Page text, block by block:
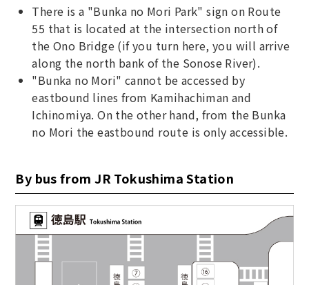
There is a "Bunka no Mori Park" sign on Route
55 that is located at the intersection north of
the Ono Bridge (if you turn here, you will arrive
along the north bank of the Sonose River).
"Bunka no Mori" cannot be accessed by
eastbound lines from Kamihachiman and
Ichinomiya. On the other hand, from the Bunka
no Mori the eastbound route is only accessible.
By bus from JR Tokushima Station